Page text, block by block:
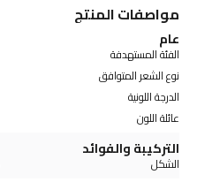
مواصفات المنتج
عام
الفئة المستهدفة
نوع الشعر المتوافق
الدرجة اللونية
عائلة اللون
التركيبة والفوائد
الشكل